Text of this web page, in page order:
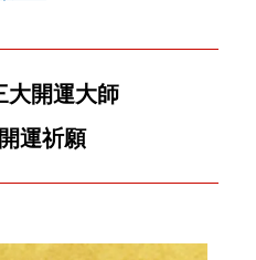
大開運大師
運祈願